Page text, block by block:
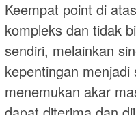
Keempat point di
kompleks dan tidak
sendiri, melainkan
kepentingan
menemukan akar